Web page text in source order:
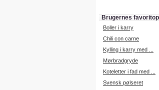
Brugernes
Boller i karry
Chili con carne
Kylling i karry med ...
Mørbradgryde
Koteletter i fad med ...
Svensk pølseret